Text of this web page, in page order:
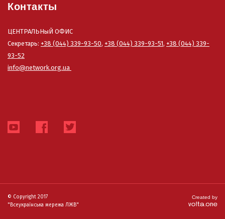
Контакты
ЦЕНТРАЛЬНыЙ ОФИС
Секретарь: +38 (044) 339-93-50, +38 (044) 339-93-51, +38 (044) 339-
93-52
info@network.org.ua
© Copyright 2017
"Всеукраїнська мережа ЛЖВ"
Created by